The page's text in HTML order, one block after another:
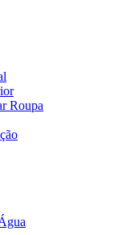
Roupa